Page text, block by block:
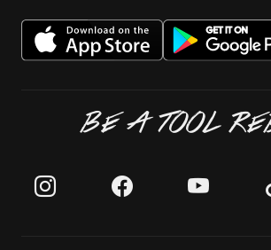
BE A TOOL